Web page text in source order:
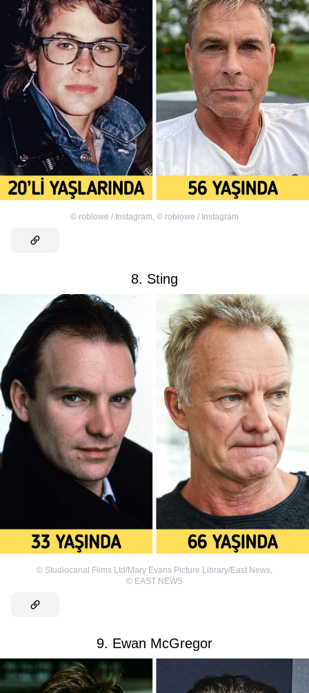
© roblowe / Instagram, © roblowe / Instagram
8. Sting
© Studiocanal Films Ltd/Mary Evans Picture Library/East News,
© EAST NEWS
9. Ewan McGregor